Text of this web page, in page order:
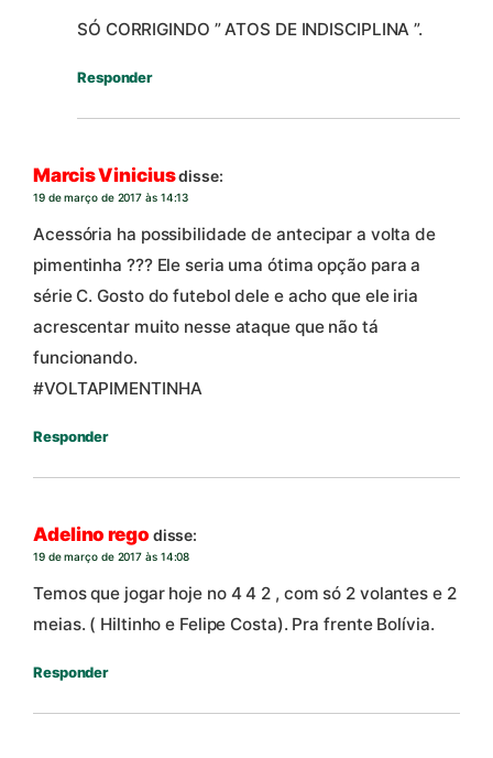
SÓ CORRIGINDO ” ATOS DE INDISCIPLINA ”.
Responder
Marcis Viniciusdisse:
19 de março de 2017 às 14:13
Acessória ha possibilidade de antecipar a volta de
pimentinha ??? Ele seria uma ótima opção para a
série C. Gosto do futebol dele e acho que ele iria
acrescentar muito nesse ataque que não tá
funcionando.
#VOLTAPIMENTINHA
Responder
Adelino rego disse:
19 de março de 2017 às 14:08
Temos que jogar hoje no 4 4 2 , com só 2 volantes e 2
meias. ( Hiltinho e Felipe Costa). Pra frente Bolívia.
Responder